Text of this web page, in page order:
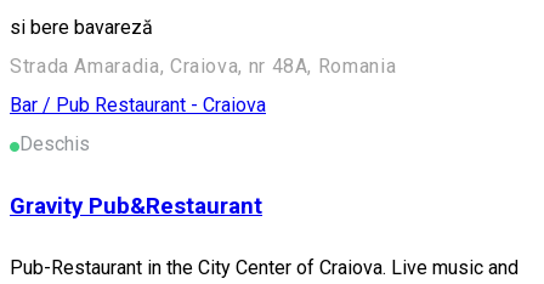
si bere bavareză
Strada Amaradia, Craiova, nr 48A, Romania
Bar / Pub Restaurant - Craiova
Deschis
Gravity Pub&Restaurant
Pub-Restaurant in the City Center of Craiova. Live music and